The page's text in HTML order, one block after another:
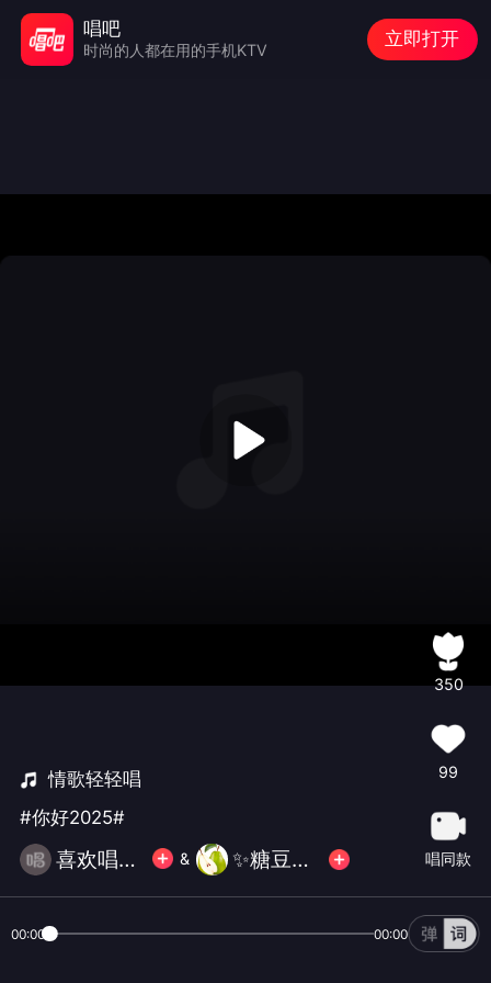
情歌轻轻唱
#你好2025#
喜欢唱歌🌻希诺🌹 & ✨糖豆❤️家族✨ 川堡 🍐暂离
350
99
唱同款
00:00 00:00
唱吧
时尚的人都在用的手机KTV
立即打开